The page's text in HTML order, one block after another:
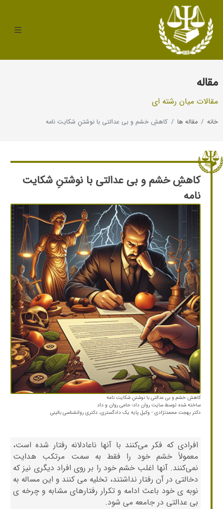
مقاله
مقالات میان رشته ای
خانه مقاله ها کاهشِ خشم و بی عدالتی با نوشتنِ شکایت نامه
کاهشِ خشم و بی عدالتی با نوشتنِ شکایت
نامه
کاهشِ خشم و بی عدالتی با نوشتنِ شکایت نامه
ساخته شده توسط سایت روان داد‌؛ حامی روان‌ و داد
دکتر بِهجت محمدنژادی - وکیل پایه یک دادگستری، دکتری روانشناسی بالینی
افرادی که فکر می‌کنند با آنها ناعادلانه رفتار شده است،
معمولاً خشم خود را فقط به سمت مرتکب هدایت
نمی‌کنند. آنها اغلب خشم خود را بر روی افراد دیگری نیز که
دخالتی در آن رفتار نداشتند، تخلیه می کنند و این مساله به
نوبه ی خود باعث ادامه و تکرار رفتارهای مشابه و چرخه ی
بی عدالتی در جامعه می شود.